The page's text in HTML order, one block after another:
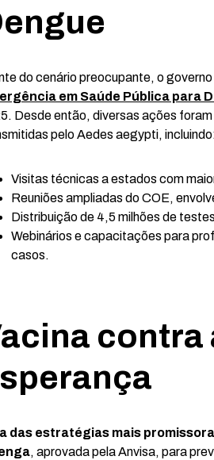
do cenário preocupante, o
em Saúde Pública para
Desde então, diversas ações
pelo Aedes aegypti,
Visitas técnicas a estados com
Reuniões ampliadas do COE,
Distribuição de 4,5 milhões de
Webinários e capacitações para
casos.
contra
das estratégias mais
, aprovada pela Anvisa, para